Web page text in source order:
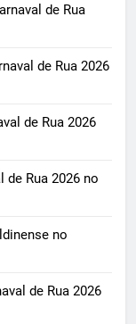
de Rua
de Rua 2026
de Rua 2026
Rua 2026 no
no
de Rua 2026